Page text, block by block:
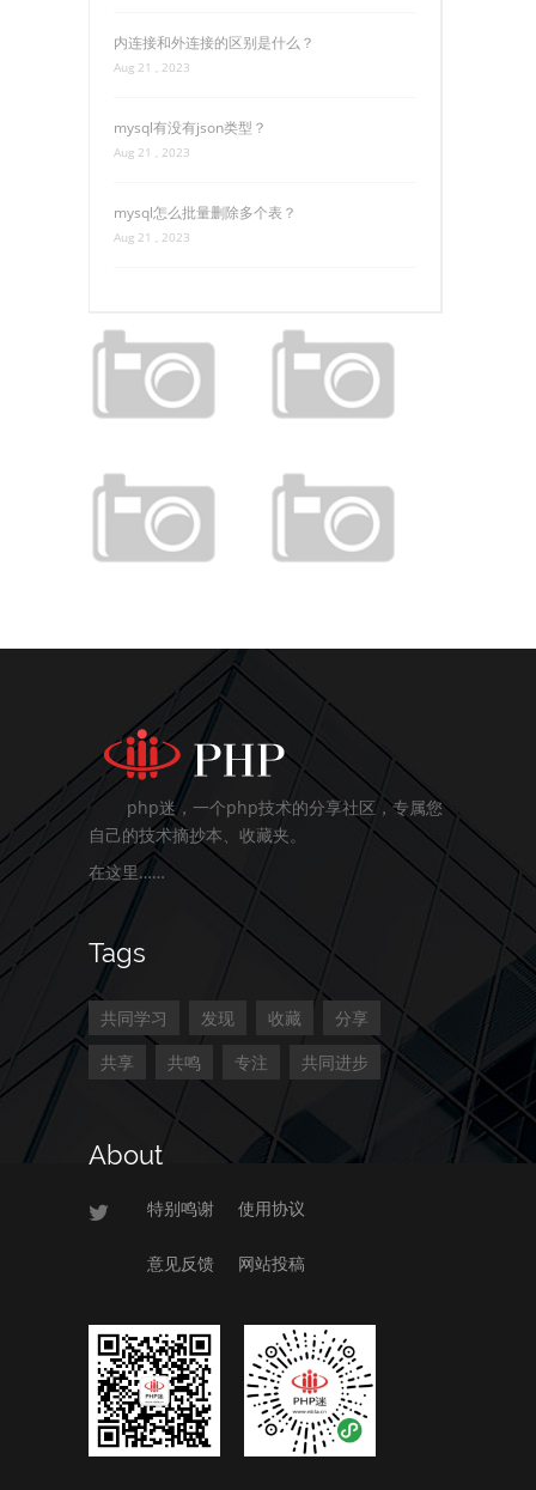
内连接和外连接的区别是什么？
Aug 21 , 2023
mysql有没有json类型？
Aug 21 , 2023
mysql怎么批量删除多个表？
Aug 21 , 2023
php迷，一个php技术的分享社区，专属您
自己的技术摘抄本、收藏夹。
在这里……
Tags
共同学习 发现 收藏
分享
共享
共鸣 专注 共同进步
About
特别鸣谢 使用协议
意见反馈 网站投稿